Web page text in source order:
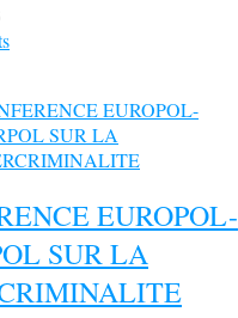
EUROPOL-
SUR LA